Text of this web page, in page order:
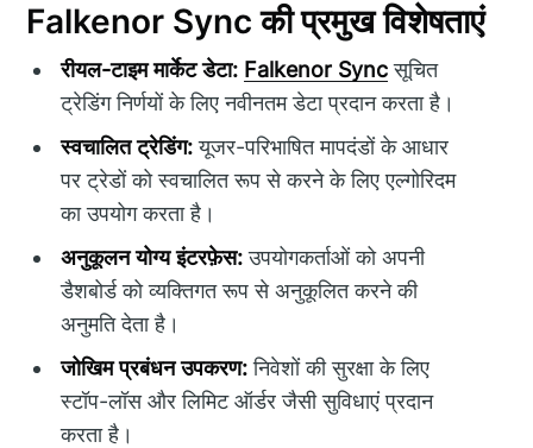
Falkenor Sync की प्रमुख विशेषताएं
रीयल-टाइम मार्केट डेटा: Falkenor Syncसूचित
ट्रेडिंग निर्णयों के लिए नवीनतम डेटा प्रदान करता है।
स्वचालित ट्रेडिंग:यूजर-परिभाषित मापदंडों के आधार
पर ट्रेडों को स्वचालित रूप से करने के लिए एल्गोरिदम
का उपयोग करता है।
अनुकूलन योग्य इंटरफ़ेस:उपयोगकर्ताओं को अपनी
डैशबोर्ड को व्यक्तिगत रूप से अनुकूलित करने की
अनुमति देता है।
जोखिम प्रबंधन उपकरण:निवेशों की सुरक्षा के लिए
स्टॉप-लॉस और लिमिट ऑर्डर जैसी सुविधाएं प्रदान
करता है।